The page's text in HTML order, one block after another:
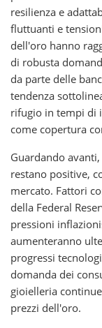
resilienza e
fluttuanti e
dell'oro hanno
di robusta
da parte delle
tendenza
rifugio in tempi di
come copertura
Guardando
restano positive,
mercato. Fattori
della Federal
pressioni
aumenteranno
progressi
domanda dei
gioielleria
prezzi dell'oro.